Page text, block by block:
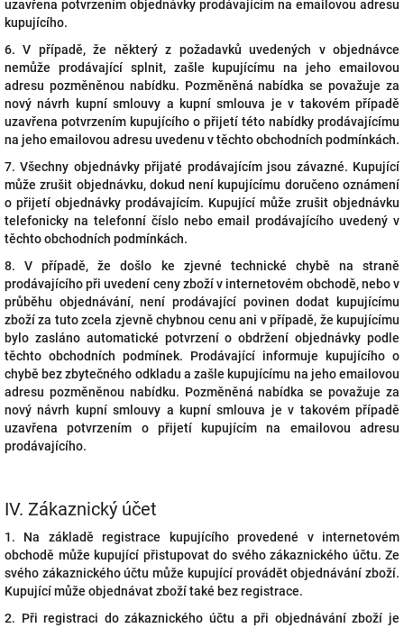
uzavřena potvrzením objednávky prodávajícím na emailovou adresu
kupujícího.
6. V případě, že některý z požadavků uvedených v objednávce
nemůže prodávající splnit, zašle kupujícímu na jeho emailovou
adresu pozměněnou nabídku. Pozměněná nabídka se považuje za
nový návrh kupní smlouvy a kupní smlouva je v takovém případě
uzavřena potvrzením kupujícího o přijetí této nabídky prodávajícímu
na jeho emailovou adresu uvedenu v těchto obchodních podmínkách.
7. Všechny objednávky přijaté prodávajícím jsou závazné. Kupující
může zrušit objednávku, dokud není kupujícímu doručeno oznámení
o přijetí objednávky prodávajícím. Kupující může zrušit objednávku
telefonicky na telefonní číslo nebo email prodávajícího uvedený v
těchto obchodních podmínkách.
8. V případě, že došlo ke zjevné technické chybě na straně
prodávajícího při uvedení ceny zboží v internetovém obchodě, nebo v
průběhu objednávání, není prodávající povinen dodat kupujícímu
zboží za tuto zcela zjevně chybnou cenu ani v případě, že kupujícímu
bylo zasláno automatické potvrzení o obdržení objednávky podle
těchto obchodních podmínek. Prodávající informuje kupujícího o
chybě bez zbytečného odkladu a zašle kupujícímu na jeho emailovou
adresu pozměněnou nabídku. Pozměněná nabídka se považuje za
nový návrh kupní smlouvy a kupní smlouva je v takovém případě
uzavřena potvrzením o přijetí kupujícím na emailovou adresu
prodávajícího.
IV. Zákaznický účet
1. Na základě registrace kupujícího provedené v internetovém
obchodě může kupující přistupovat do svého zákaznického účtu. Ze
svého zákaznického účtu může kupující provádět objednávání zboží.
Kupující může objednávat zboží také bez registrace.
2. Při registraci do zákaznického účtu a při objednávání zboží je